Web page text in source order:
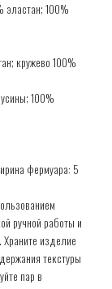
эластан; 100%
кружево 100%
100%
фермуара: 5
ручной работы и
изделие
текстуры
пар в